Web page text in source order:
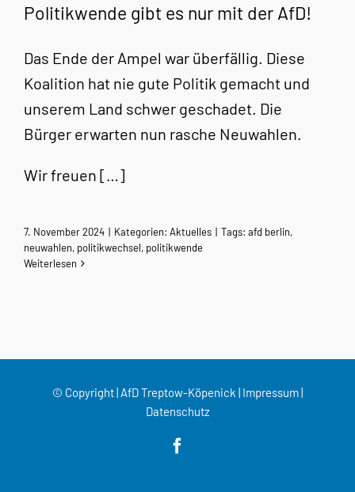
Politikwende gibt es nur mit der AfD!
Das Ende der Ampel war überfällig. Diese
Koalition hat nie gute Politik gemacht und
unserem Land schwer geschadet. Die
Bürger erwarten nun rasche Neuwahlen.
Wir freuen […]
7. November 2024 | Kategorien: Aktuelles | Tags: afd berlin,
neuwahlen, politikwechsel, politikwende
Weiterlesen
© Copyright | AfD Treptow-Köpenick | Impressum|
Datenschutz